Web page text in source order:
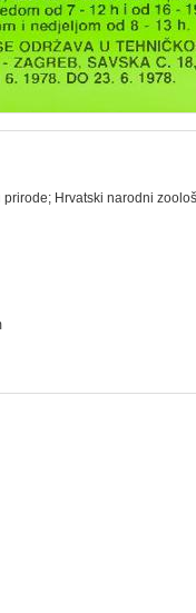
prirode; Hrvatski narodni